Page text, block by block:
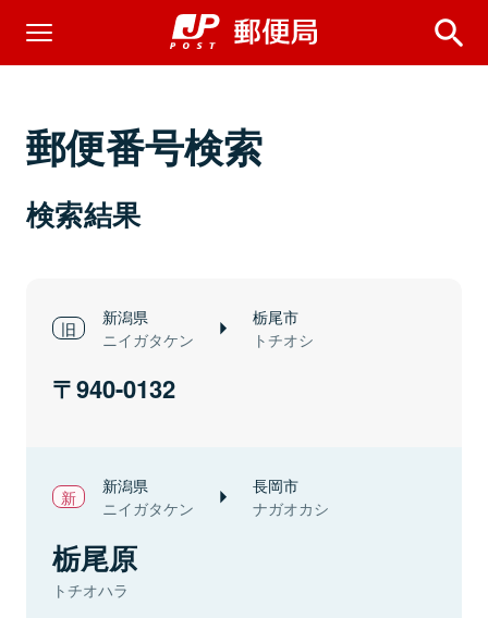
郵便番号検索
検索結果
新潟県
ニイガタケン
栃尾市
トチオシ
940-0132
新潟県
ニイガタケン
長岡市
ナガオカシ
栃尾原
トチオハラ